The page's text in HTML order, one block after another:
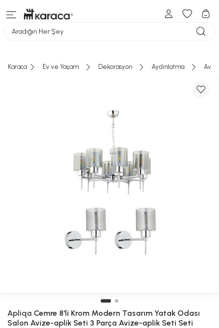
Aradığın Her Şey
Karaca Ev ve Yaşam Dekorasyon Aydınlatma
Apliqa Cemre 8'li Krom Modern Tasarım Yatak Odası
Salon Avize-aplik Seti 3 Parça Avize-aplik Seti Seti